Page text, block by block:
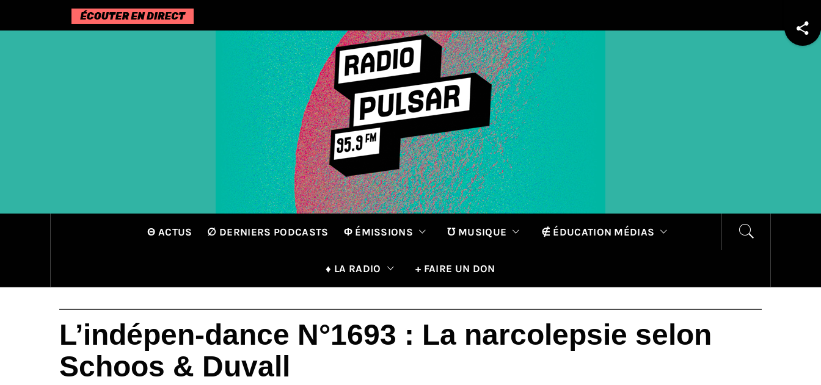
Θ ACTUS ∅ DERNIERS PODCASTS Φ ÉMISSIONS ℧ MUSIQUE ∉ ÉDUCATION MÉDIAS
♦ LA RADIO + FAIRE UN DON
L’indépen-dance N°1693 : La narcolepsie selon
Schoos & Duvall